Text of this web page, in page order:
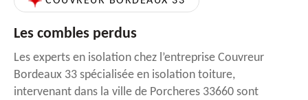
Les combles perdus
Les experts en isolation chez l’entreprise Couvreur
Bordeaux 33 spécialisée en isolation toiture,
intervenant dans la ville de Porcheres 33660 sont